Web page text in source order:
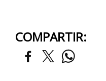
COMPARTIR: